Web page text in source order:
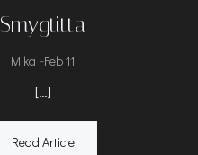
Smygtitta
Mika -Feb 11
[…]
Read Article